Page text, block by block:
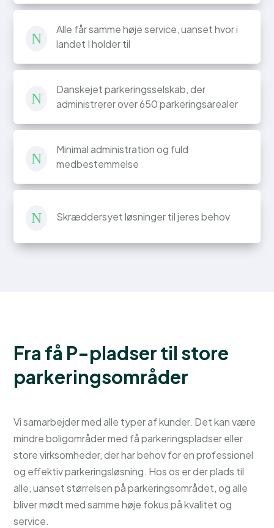
N
Alle får samme høje service, uanset hvor i
landet I holder til
N
Danskejet parkeringsselskab, der
administrerer over 650 parkeringsarealer
N
Minimal administration og fuld
medbestemmelse
N Skræddersyet løsninger til jeres behov
Fra få P-pladser til store
parkeringsområder
Vi samarbejder med alle typer af kunder. Det kan være
mindre boligområder med få parkeringspladser eller
store virksomheder, der har behov for en professionel
og effektiv parkeringsløsning. Hos os er der plads til
alle, uanset størrelsen på parkeringsområdet, og alle
bliver mødt med samme høje fokus på kvalitet og
service.